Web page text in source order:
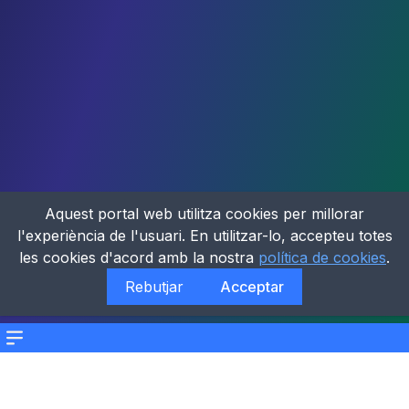
Menu
Aquest portal web utilitza cookies per millorar
l'experiència de l'usuari. En utilitzar-lo, accepteu totes
les cookies d'acord amb la nostra política de cookies.
Rebutjar
Acceptar